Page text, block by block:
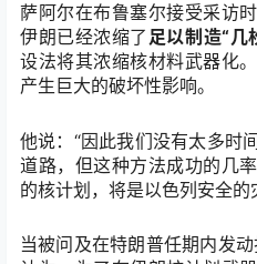
萨阿尔在布鲁塞尔接受采访
伊朗已经浓缩了 足以制造“几
设法将其浓缩核材料武器化
产生巨大的破坏性影响。
他说：“因此我们没有太多时
道路，但这种方法成功的几
的核计划，将是以色列安全的
当被问及在特朗普任期内发